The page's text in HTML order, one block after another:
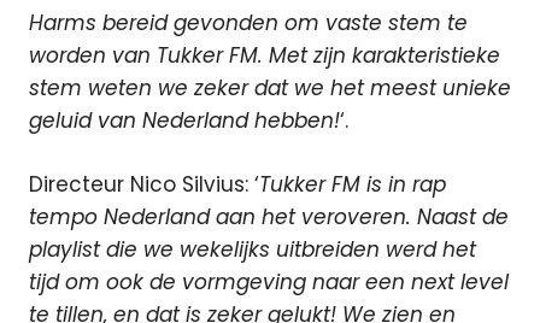
Harms bereid gevonden om vaste stem te
worden van Tukker FM. Met zijn karakteristieke
stem weten we zeker dat we het meest unieke
geluid van Nederland hebben!‘.
Directeur Nico Silvius: ‘Tukker FM is in rap
tempo Nederland aan het veroveren. Naast de
playlist die we wekelijks uitbreiden werd het
tijd om ook de vormgeving naar een next level
te tillen, en dat is zeker gelukt! We zien en